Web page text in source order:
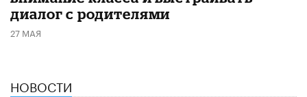
диалог с родителями
27 МАЯ
НОВОСТИ